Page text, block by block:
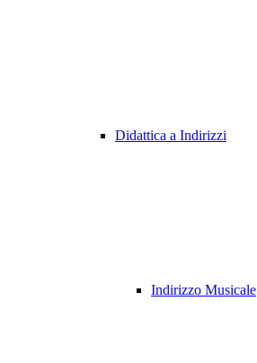
Didattica a Indirizzi
Indirizzo Musicale